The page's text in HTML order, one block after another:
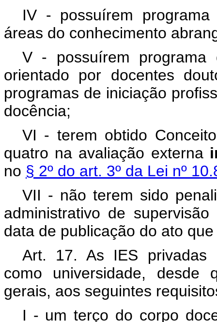
IV - possuírem programa
áreas do conhecimento
V - possuírem programa
orientado por docentes
programas de iniciação
docência;
VI - terem obtido
quatro na avaliação externa
no § 2º do art. 3º da Lei nº
VII - não terem sido
administrativo de
data de publicação do ato
Art. 17. As IES privadas
como universidade, desde
gerais, aos seguintes
I - um terço do corpo